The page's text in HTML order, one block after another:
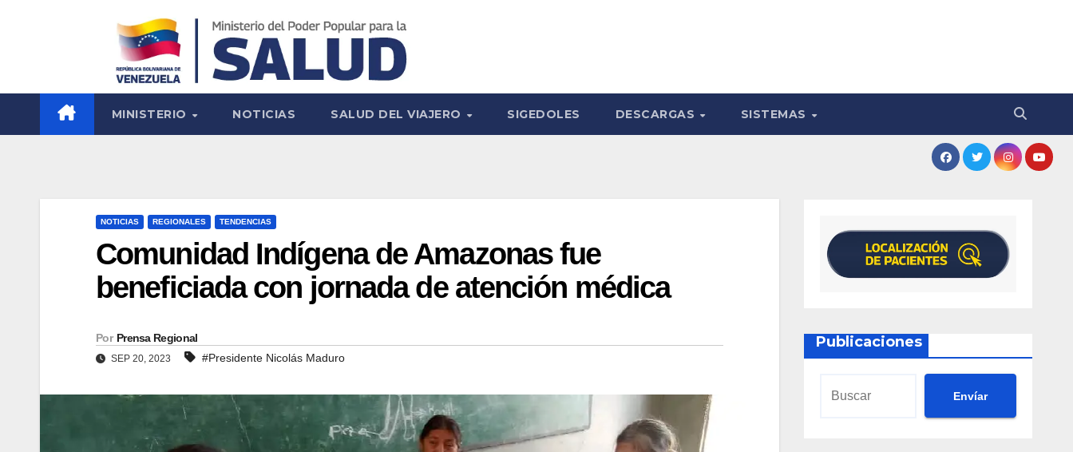
MINISTERIO NOTICIAS SALUD DEL VIAJERO SIGEDOLES DESCARGAS SISTEMAS
NOTICIAS REGIONALES TENDENCIAS
Comunidad Indígena de Amazonas fue
beneficiada con jornada de atención médica
Por Prensa Regional
SEP 20, 2023 #Presidente Nicolás Maduro
Publicaciones
Envíar